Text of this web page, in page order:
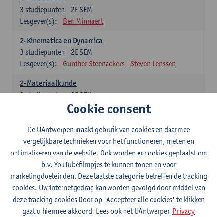
2E SEM
3 studiepunten
Lesgever(s):
Ben Minnaert
2-Kinematica en Dynamica
2E SEM
3 studiepunten
Lesgever(s):
Gunther Steenackers Steven Lenssen
2-Materiaalkunde
2E SEM
3studiepunten
Linda Beenaerts
2-Wiskunde
2E SEM
studiepunten
Lesgever(s):
Rudi Penne Jeffrey Cornelis
Kris Annaert
Stijn Dierckx
Annelies Fabri
Senne Ignoul
Specifiek deel
15 studiepunten
Cookie consent
De UAntwerpen maakt gebruik van cookies en daarmee
vergelijkbare technieken voor het functioneren, meten en
optimaliseren van de website. Ook worden er cookies geplaatst om
b.v. YouTubefilmpjes te kunnen tonen en voor
marketingdoeleinden. Deze laatste categorie betreffen de tracking
cookies. Uw internetgedrag kan worden gevolgd door middel van
deze tracking cookies Door op 'Accepteer alle cookies' te klikken
gaat u hiermee akkoord. Lees ook het UAntwerpen Privacy